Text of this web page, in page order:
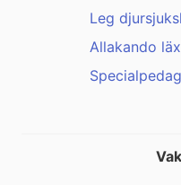
Leg
Allakando